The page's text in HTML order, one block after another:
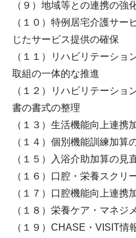
（９）地域等との連携の強
（１０）特例居宅介護サー
じたサービス提供の確保
（１１）リハビリテーショ
取組の一体的な推進
（１２）リハビリテーショ
書の書式の整理
（１３）生活機能向上連携
（１４）個別機能訓練加算
（１５）入浴介助加算の見
（１６）口腔・栄養スクリ
（１７）口腔機能向上連携
（１８）栄養ケア・マネジ
（１９）CHASE・VISIT情